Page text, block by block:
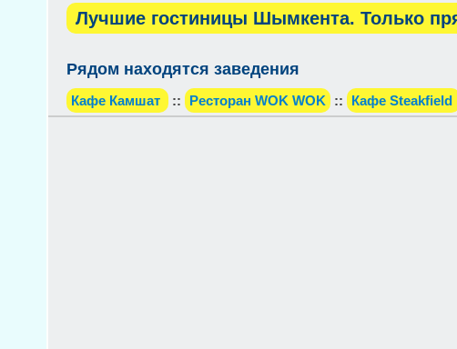
Лучшие гостиницы Шымкента. Только
Рядом находятся заведения
Кафе Камшат :: Ресторан WOK WOK :: Кафе Steakfield